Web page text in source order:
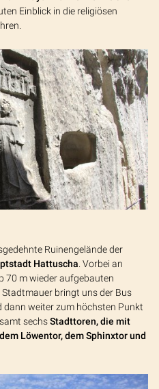
Einblick in die religiösen
Ruinengelände der
Hattuscha . Vorbei an
70 m wieder aufgebauten
bringt uns der Bus
dann weiter zum höchsten Punkt
sechsStadttoren, die mit
Löwentor, dem Sphinxtor und